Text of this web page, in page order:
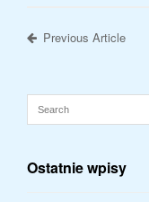
Previous Article
Ostatnie wpisy